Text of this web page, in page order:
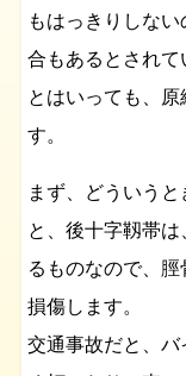
もはっきりしな
合もあるとされて
とはいっても、
す。
まず、どういう
と、後十字靱帯
るものなので、脛
損傷します。
交通事故だと、